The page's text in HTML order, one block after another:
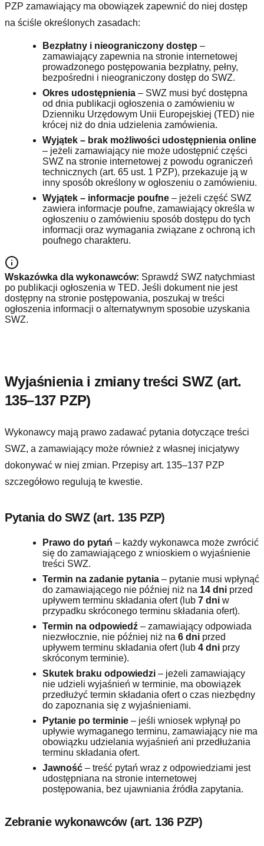
PZP zamawiający ma obowiązek zapewnić do niej dostęp
na ściśle określonych zasadach:
Bezpłatny i nieograniczony dostęp –
zamawiający zapewnia na stronie internetowej
prowadzonego postępowania bezpłatny, pełny,
bezpośredni i nieograniczony dostęp do SWZ.
Okres udostępnienia – SWZ musi być dostępna
od dnia publikacji ogłoszenia o zamówieniu w
Dzienniku Urzędowym Unii Europejskiej (TED) nie
krócej niż do dnia udzielenia zamówienia.
Wyjątek – brak możliwości udostępnienia online
– jeżeli zamawiający nie może udostępnić części
SWZ na stronie internetowej z powodu ograniczeń
technicznych (art. 65 ust. 1 PZP), przekazuje ją w
inny sposób określony w ogłoszeniu o zamówieniu.
Wyjątek – informacje poufne – jeżeli część SWZ
zawiera informacje poufne, zamawiający określa w
ogłoszeniu o zamówieniu sposób dostępu do tych
informacji oraz wymagania związane z ochroną ich
poufnego charakteru.
Wskazówka dla wykonawców: Sprawdź SWZ natychmiast
po publikacji ogłoszenia w TED. Jeśli dokument nie jest
dostępny na stronie postępowania, poszukaj w treści
ogłoszenia informacji o alternatywnym sposobie uzyskania
SWZ.
Wyjaśnienia i zmiany treści SWZ (art.
135–137 PZP)
Wykonawcy mają prawo zadawać pytania dotyczące treści
SWZ, a zamawiający może również z własnej inicjatywy
dokonywać w niej zmian. Przepisy art. 135–137 PZP
szczegółowo regulują te kwestie.
Pytania do SWZ (art. 135 PZP)
Prawo do pytań – każdy wykonawca może zwrócić
się do zamawiającego z wnioskiem o wyjaśnienie
treści SWZ.
Termin na zadanie pytania – pytanie musi wpłynąć
do zamawiającego nie później niż na 14 dni przed
upływem terminu składania ofert (lub 7 dni w
przypadku skróconego terminu składania ofert).
Termin na odpowiedź – zamawiający odpowiada
niezwłocznie, nie później niż na 6 dni przed
upływem terminu składania ofert (lub 4 dni przy
skróconym terminie).
Skutek braku odpowiedzi – jeżeli zamawiający
nie udzieli wyjaśnień w terminie, ma obowiązek
przedłużyć termin składania ofert o czas niezbędny
do zapoznania się z wyjaśnieniami.
Pytanie po terminie – jeśli wniosek wpłynął po
upływie wymaganego terminu, zamawiający nie ma
obowiązku udzielania wyjaśnień ani przedłużania
terminu składania ofert.
Jawność – treść pytań wraz z odpowiedziami jest
udostępniana na stronie internetowej
postępowania, bez ujawniania źródła zapytania.
Zebranie wykonawców (art. 136 PZP)